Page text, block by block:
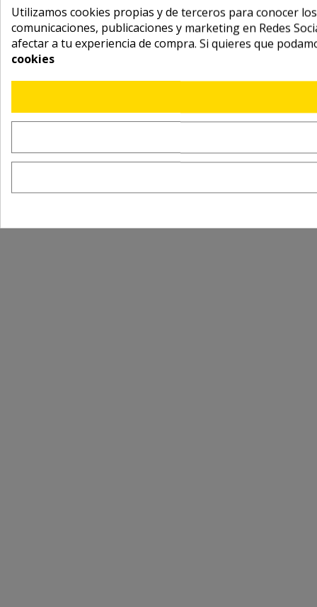
Utilizamos cookies propias y de terceros para conocer
comunicaciones, publicaciones y marketing en Redes
afectar a tu experiencia de compra. Si quieres que
cookies